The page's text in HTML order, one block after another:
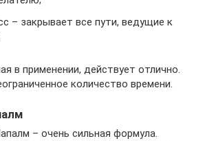
– закрывает все пути, ведущие к
в применении, действует отлично.
количество времени.
– очень сильная формула.